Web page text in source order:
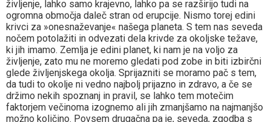
življenje, lahko samo krajevno, lahko pa se razširijo tudi na
ogromna območja daleč stran od erupcije. Nismo torej edini
krivci za »onesnaževanje« našega planeta. S tem nas seveda
nočem potolažiti in odvezati dela krivde za okoljske težave,
ki jih imamo. Zemlja je edini planet, ki nam je na voljo za
življenje, zato mu ne moremo gledati pod zobe in biti izbirčni
glede življenjskega okolja. Sprijazniti se moramo pač s tem,
da tudi to okolje ni vedno najbolj prijazno in zdravo, a če se
držimo nekih spoznanj in pravil, se lahko tem motečim
faktorjem večinoma izognemo ali jih zmanjšamo na najmanjšo
možno količino. Povsem drugačna pa je, seveda, zgodba s